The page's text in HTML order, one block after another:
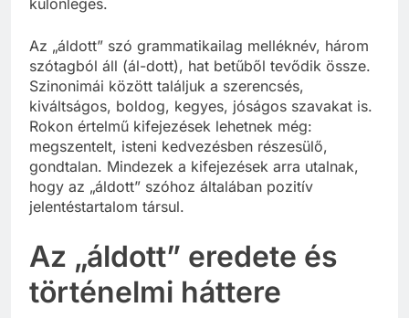
Az „áldott” szó grammatikailag melléknév, három
szótagból áll (ál-dott), hat betűből tevődik össze.
Szinonimái között találjuk a szerencsés,
kiváltságos, boldog, kegyes, jóságos szavakat is.
Rokon értelmű kifejezések lehetnek még:
megszentelt, isteni kedvezésben részesülő,
gondtalan. Mindezek a kifejezések arra utalnak,
hogy az „áldott” szóhoz általában pozitív
jelentéstartalom társul.
Az „áldott” eredete és
történelmi háttere